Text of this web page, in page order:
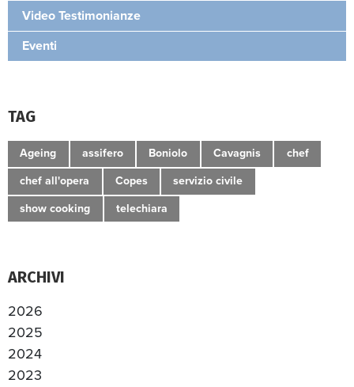
Video Testimonianze
Eventi
TAG
Ageing assifero Boniolo Cavagnis chef
chef all'opera Copes servizio civile
show cooking telechiara
ARCHIVI
2026
2025
2024
2023